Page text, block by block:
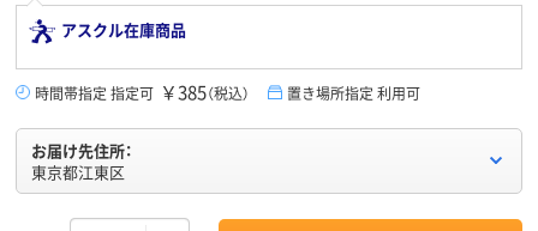
アスクル在庫商品
時間帯指定 指定可 ￥385（税込） 置き場所指定 利用可
お届け先住所：
東京都江東区